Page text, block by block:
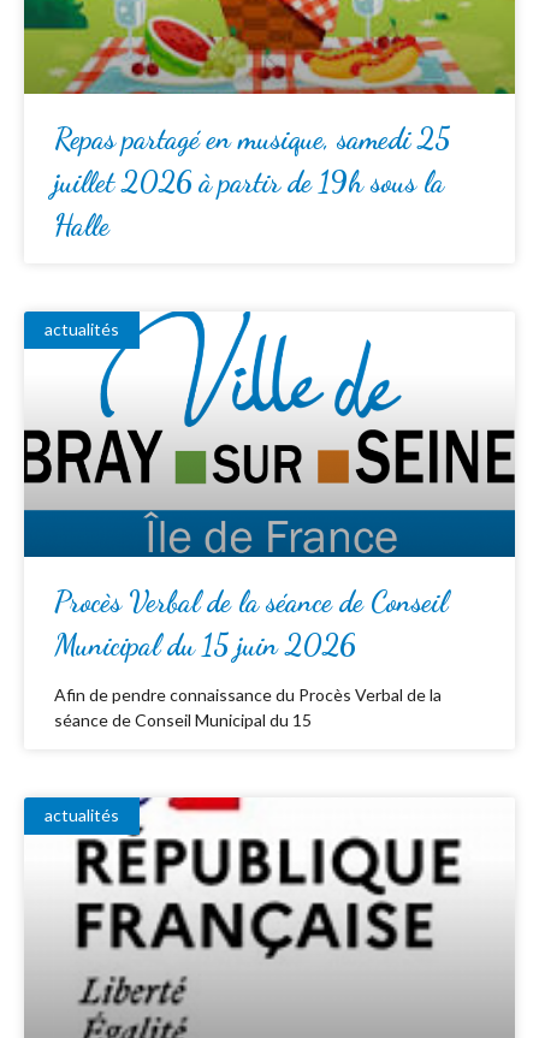
Repas partagé en musique, samedi 25
juillet 2026 à partir de 19h sous la
Halle
actualités
Procès Verbal de la séance de Conseil
Municipal du 15 juin 2026
Afin de pendre connaissance du Procès Verbal de la
séance de Conseil Municipal du 15
actualités